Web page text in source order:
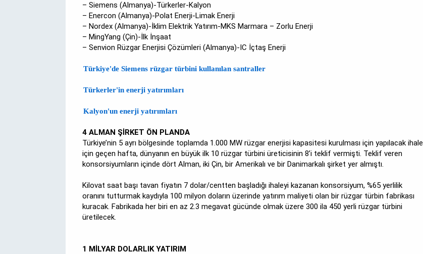
– Siemens (Almanya)-Türkerler-Kalyon
– Enercon (Almanya)-Polat Enerji-Limak Enerji
– Nordex (Almanya)-İklim Elektrik Yatırım-MKS Marmara – Zorlu Enerji
– MingYang (Çin)-İlk İnşaat
– Senvion Rüzgar Enerjisi Çözümleri (Almanya)-IC İçtaş Enerji
Türkiye'de Siemens rüzgar türbini kullanılan santraller
Türkerler'in enerji yatırımları
Kalyon'un enerji yatırımları
4 ALMAN ŞİRKET ÖN PLANDA
Türkiye’nin 5 ayrı bölgesinde toplamda 1.000 MW rüzgar enerjisi kapasitesi kurulması için yapılacak ihale
için geçen hafta, dünyanın en büyük ilk 10 rüzgar türbini üreticisinin 8’i teklif vermişti. Teklif veren
konsorsiyumların içinde dört Alman, iki Çin, bir Amerikalı ve bir Danimarkalı şirket yer almıştı.
Kilovat saat başı tavan fiyatın 7 dolar/centten başladığı ihaleyi kazanan konsorsiyum, %65 yerlilik
oranını tutturmak kaydıyla 100 milyon doların üzerinde yatırım maliyeti olan bir rüzgar türbin fabrikası
kuracak. Fabrikada her biri en az 2.3 megavat gücünde olmak üzere 300 ila 450 yerli rüzgar türbini
üretilecek.
1 MİLYAR DOLARLIK YATIRIM